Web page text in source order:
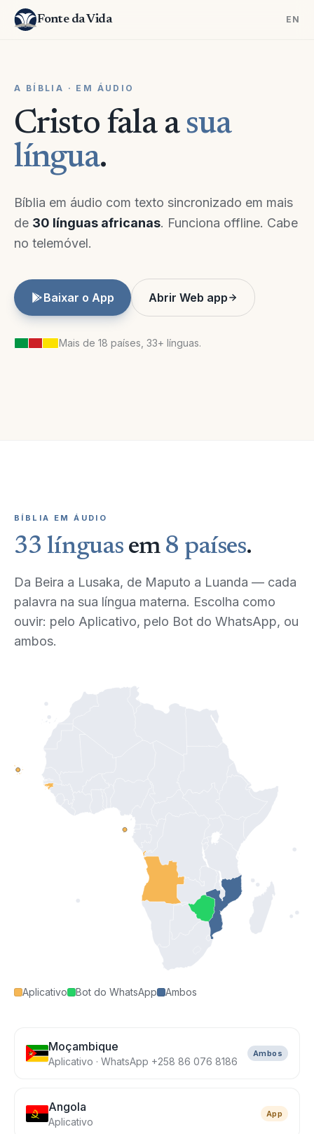
Fonte da Vida EN
A BÍBLIA · EM ÁUDIO
Cristo fala asua
língua.
Bíblia em áudio com texto sincronizado em mais
de 30 línguas africanas. Funciona offline. Cabe
no telemóvel.
Baixar o App Abrir Web app
Mais de 18 países, 33+ línguas.
E Judá gerou, de Tamar, a Perez e a Zerá.
Arão.
M Mateus 1 — 3
BÍBLIA EM ÁUDIO
33 línguas em 8 países.
Da Beira a Lusaka, de Maputo a Luanda — cada
palavra na sua língua materna. Escolha como
ouvir: pelo Aplicativo, pelo Bot do WhatsApp, ou
ambos.
Aplicativo Bot do WhatsApp Ambos
Moçambique
Aplicativo · WhatsApp +258 86 076 8186
Ambos
Angola
Aplicativo
App